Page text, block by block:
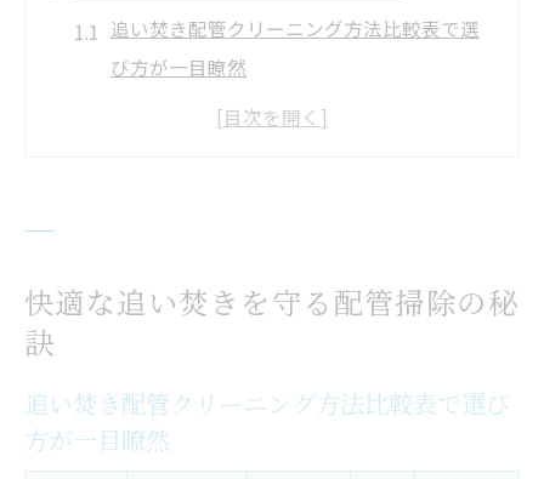
追い焚き配管クリーニング方法比較表で選
び方が一目瞭然
快適な入浴を保つ追い焚き配管クリーニン
持のコツ
解説
追い焚き配管クリーニングで健康的な浴室環境
快適な追い焚きを守る配管掃除の秘
訣
追い焚き配管クリーニング方法比較表で選び
方が一目瞭然